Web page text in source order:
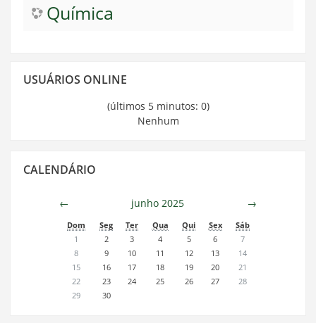
Química
Usuários
USUÁRIOS ONLINE
(últimos 5 minutos: 0)
Nenhum
Calendário
CALENDÁRIO
← junho 2025 →
Dom Seg Ter Qua Qui Sex
Sáb
1
2 3 4 5 6
7
8
9 10 11 12 13
14
15
16 17 18 19 20
21
22
23 24 25 26 27
28
29
30